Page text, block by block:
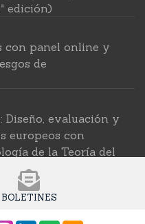
edición)
con panel online y
de
Diseño, evaluación y
europeos con
de la Teoría del
BOLETINES